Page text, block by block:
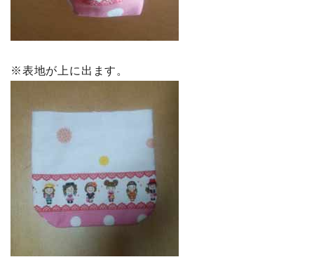
※表地が上に出ます。